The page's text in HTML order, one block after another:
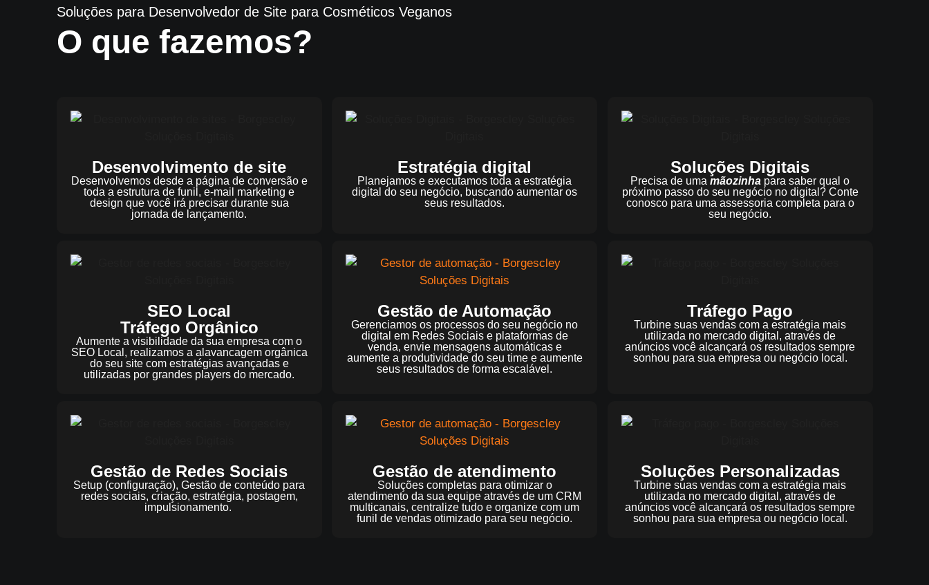
Soluções para Desenvolvedor de Site para Cosméticos Veganos
O que fazemos?
Desenvolvimento de site
Desenvolvemos desde a página de conversão e
toda a estrutura de funil, e-mail marketing e
design que você irá precisar durante sua
jornada de lançamento.
Estratégia digital
Planejamos e executamos toda a estratégia
digital do seu negócio, buscando aumentar os
seus resultados.​
Soluções Digitais
Precisa de uma mãozinha para saber qual o
próximo passo do seu negócio no digital? Conte
conosco para uma assessoria completa para o
seu negócio.
SEO Local
Tráfego Orgânico
Aumente a visibilidade da sua empresa com o
SEO Local, realizamos a alavancagem orgânica
do seu site com estratégias avançadas e
utilizadas por grandes players do mercado.
Gestão de Automação
Gerenciamos os processos do seu negócio no
digital em Redes Sociais e plataformas de
venda, envie mensagens automáticas e
aumente a produtividade do seu time e aumente
seus resultados de forma escalável.
Tráfego Pago
Turbine suas vendas com a estratégia mais
utilizada no mercado digital, através de
anúncios você alcançará os resultados sempre
sonhou para sua empresa ou negócio local.
Gestão de Redes Sociais
Setup (configuração), Gestão de conteúdo para
redes sociais, criação, estratégia, postagem,
impulsionamento.
Gestão de atendimento
Soluções completas para otimizar o
atendimento da sua equipe através de um CRM
multicanais, centralize tudo e organize com um
funil de vendas otimizado para seu negócio.
Soluções Personalizadas
Turbine suas vendas com a estratégia mais
utilizada no mercado digital, através de
anúncios você alcançará os resultados sempre
sonhou para sua empresa ou negócio local.